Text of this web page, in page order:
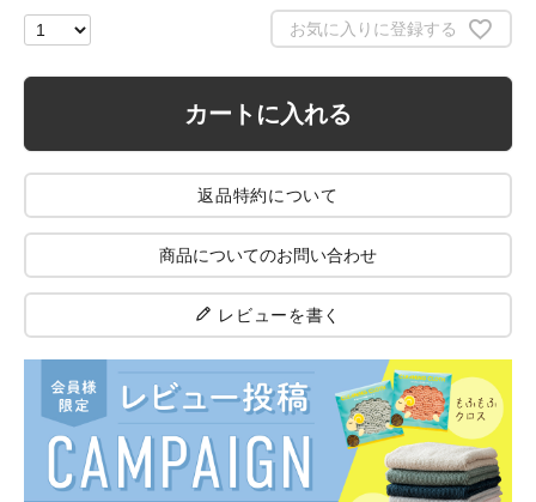
お気に入りに登録する
カートに入れる
返品特約について
商品についてのお問い合わせ
レビューを書く